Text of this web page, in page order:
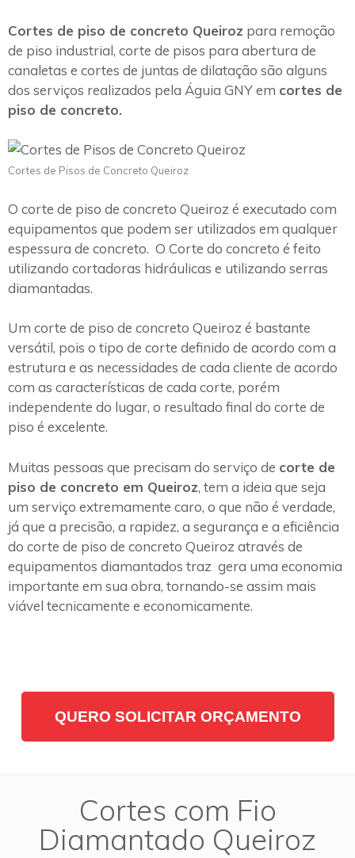
Cortes de piso de concreto Queiroz para remoção
de piso industrial, corte de pisos para abertura de
canaletas e cortes de juntas de dilatação são alguns
dos serviços realizados pela Águia GNY em cortes de
piso de concreto.
Cortes de Pisos de Concreto Queiroz
O corte de piso de concreto Queiroz é executado com
equipamentos que podem ser utilizados em qualquer
espessura de concreto. O Corte do concreto é feito
utilizando cortadoras hidráulicas e utilizando serras
diamantadas.
Um corte de piso de concreto Queiroz é bastante
versátil, pois o tipo de corte definido de acordo com a
estrutura e as necessidades de cada cliente de acordo
com as características de cada corte, porém
independente do lugar, o resultado final do corte de
piso é excelente.
Muitas pessoas que precisam do serviço de corte de
piso de concreto em Queiroz, tem a ideia que seja
um serviço extremamente caro, o que não é verdade,
já que a precisão, a rapidez, a segurança e a eficiência
do corte de piso de concreto Queiroz através de
equipamentos diamantados traz gera uma economia
importante em sua obra, tornando-se assim mais
viável tecnicamente e economicamente.
QUERO SOLICITAR ORÇAMENTO
Cortes com Fio
Diamantado Queiroz